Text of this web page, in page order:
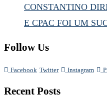
CONSTANTINO
E CPAC FOI UM
Follow Us
Facebook Twitter Instagram
Recent Posts